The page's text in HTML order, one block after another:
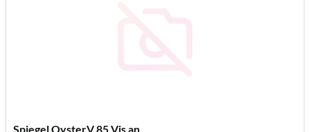
Spiegel OysterV 85 Vis an